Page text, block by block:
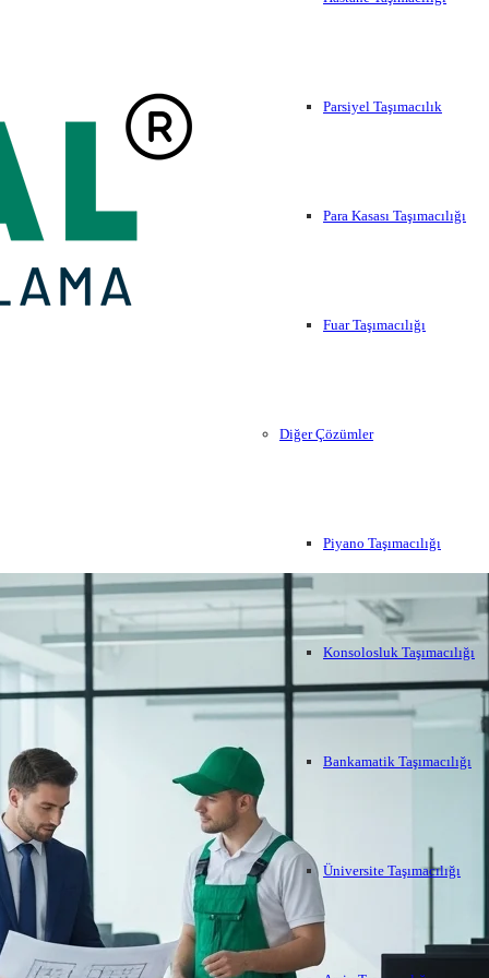
Parsiyel Taşımacılık
Para Kasası Taşımacılığı
Fuar Taşımacılığı
Diğer Çözümler
Piyano Taşımacılığı
Konsolosluk Taşımacılığı
Bankamatik Taşımacılığı
Üniversite Taşımacılığı